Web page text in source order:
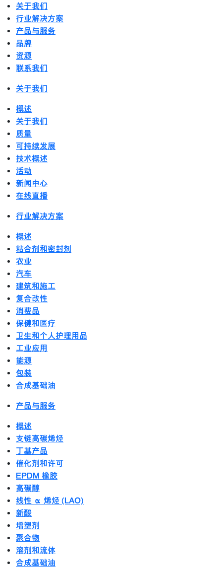
关于我们
行业解决方案
产品与服务
品牌
资源
联系我们
关于我们
概述
关于我们
质量
可持续发展
技术概述
活动
新闻中心
在线直播
行业解决方案
概述
粘合剂和密封剂
农业
汽车
建筑和施工
复合改性
消费品
保健和医疗
卫生和个人护理用品
工业应用
能源
包装
合成基础油
产品与服务
概述
支链高碳烯烃
丁基产品
催化剂和许可
EPDM 橡胶
高碳醇
线性 α 烯烃 (LAO)
新酸
增塑剂
聚合物
溶剂和流体
合成基础油